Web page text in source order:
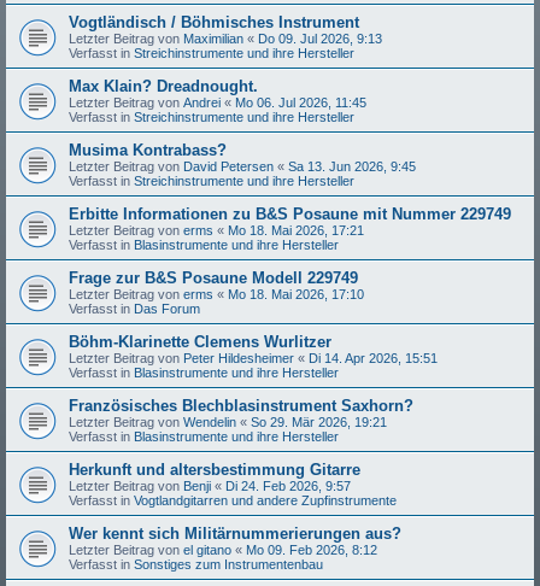
Vogtländisch / Böhmisches Instrument
Letzter Beitrag von Maximilian « Do 09. Jul 2026, 9:13
Verfasst in Streichinstrumente und ihre Hersteller
Max Klain? Dreadnought.
Letzter Beitrag von Andrei « Mo 06. Jul 2026, 11:45
Verfasst in Streichinstrumente und ihre Hersteller
Musima Kontrabass?
Letzter Beitrag von David Petersen « Sa 13. Jun 2026, 9:45
Verfasst in Streichinstrumente und ihre Hersteller
Erbitte Informationen zu B&S Posaune mit Nummer 229749
Letzter Beitrag von erms « Mo 18. Mai 2026, 17:21
Verfasst in Blasinstrumente und ihre Hersteller
Frage zur B&S Posaune Modell 229749
Letzter Beitrag von erms « Mo 18. Mai 2026, 17:10
Verfasst in Das Forum
Böhm-Klarinette Clemens Wurlitzer
Letzter Beitrag von Peter Hildesheimer « Di 14. Apr 2026, 15:51
Verfasst in Blasinstrumente und ihre Hersteller
Französisches Blechblasinstrument Saxhorn?
Letzter Beitrag von Wendelin « So 29. Mär 2026, 19:21
Verfasst in Blasinstrumente und ihre Hersteller
Herkunft und altersbestimmung Gitarre
Letzter Beitrag von Benji « Di 24. Feb 2026, 9:57
Verfasst in Vogtlandgitarren und andere Zupfinstrumente
Wer kennt sich Militärnummerierungen aus?
Letzter Beitrag von el gitano « Mo 09. Feb 2026, 8:12
Verfasst in Sonstiges zum Instrumentenbau